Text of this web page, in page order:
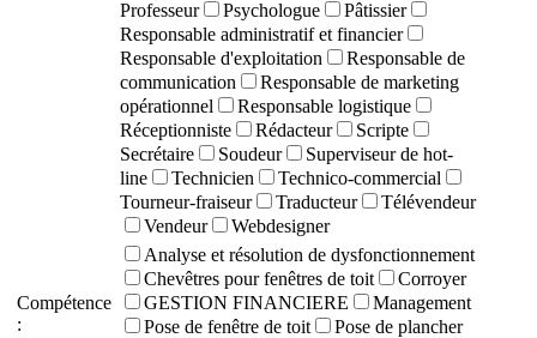
Professeur
Psychologue
Pâtissier
Responsable administratif et financier
Responsable d'exploitation
Responsable de
communication
Responsable de marketing
opérationnel
Responsable logistique
Réceptionniste
Rédacteur
Scripte
Secrétaire
Soudeur
Superviseur de hot-
line
Technicien
Technico-commercial
Tourneur-fraiseur
Traducteur
Télévendeur
Vendeur
Webdesigner
Compétence
:
Analyse et résolution de dysfonctionnement
Chevêtres pour fenêtres de toit
Corroyer
GESTION FINANCIERE
Management
Pose de fenêtre de toit
Pose de plancher